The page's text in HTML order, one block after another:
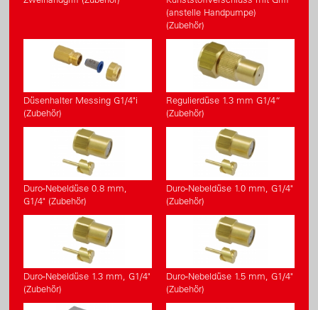
(anstelle Handpumpe)
(Zubehör)
Düsenhalter Messing G1/4"i
(Zubehör)
Regulierdüse 1.3 mm G1/4“
(Zubehör)
Duro-Nebeldüse 0.8 mm,
G1/4" (Zubehör)
Duro-Nebeldüse 1.0 mm, G1/4"
(Zubehör)
Duro-Nebeldüse 1.3 mm, G1/4"
(Zubehör)
Duro-Nebeldüse 1.5 mm, G1/4"
(Zubehör)